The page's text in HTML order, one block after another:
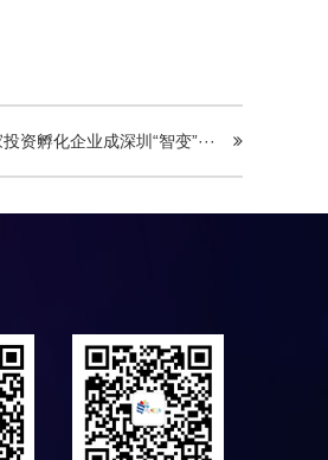
资孵化企业成深圳“智变”···